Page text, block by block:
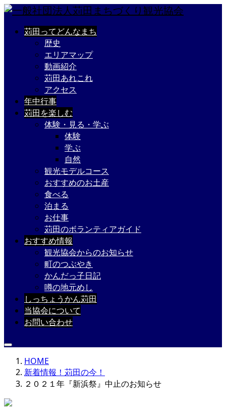
苅田ってどんなまち
歴史
エリアマップ
動画紹介
苅田あれこれ
アクセス
年中行事
苅田を楽しむ
体験・見る・学ぶ
体験
学ぶ
自然
観光モデルコース
おすすめのお土産
食べる
泊まる
お仕事
苅田のボランティアガイド
おすすめ情報
観光協会からのお知らせ
町のつぶやき
かんだっ子日記
噂の地元めし
しっちょうかん苅田
当協会について
お問い合わせ
HOME
新着情報！苅田の今！
２０２１年『新浜祭』中止のお知らせ